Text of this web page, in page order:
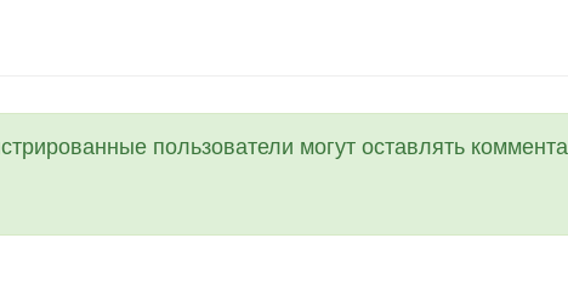
пользователи могут оставлять